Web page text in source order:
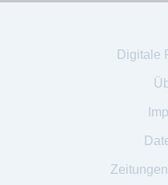
Digitale